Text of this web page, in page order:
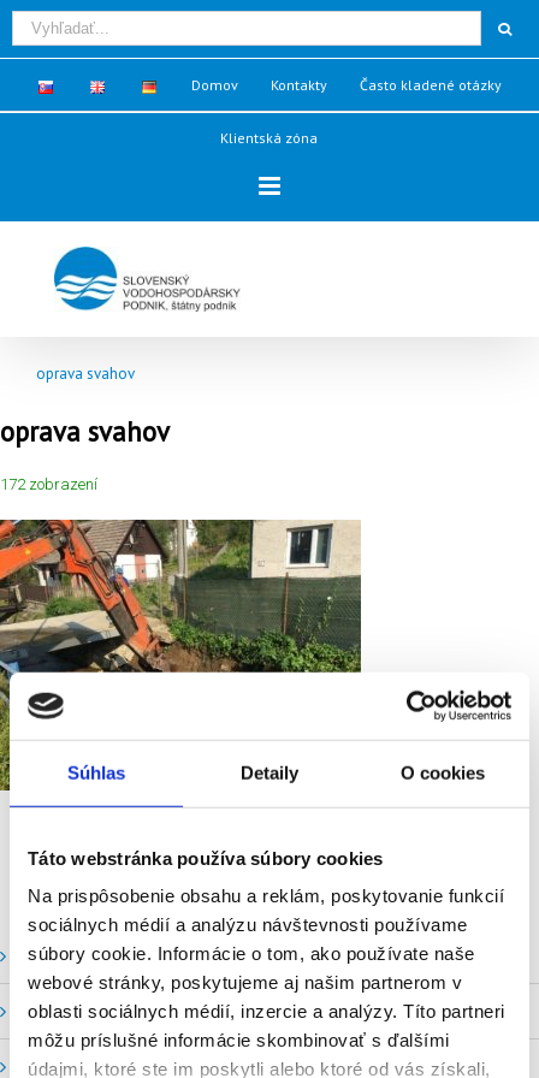
Súhlas Detaily O cookies
Táto webstránka používa súbory cookies
Na prispôsobenie obsahu a reklám, poskytovanie funkcií
sociálnych médií a analýzu návštevnosti používame
súbory cookie. Informácie o tom, ako používate naše
webové stránky, poskytujeme aj našim partnerom v
oblasti sociálnych médií, inzercie a analýzy. Títo partneri
môžu príslušné informácie skombinovať s ďalšími
údajmi, ktoré ste im poskytli alebo ktoré od vás získali,
Domov Kontakty Často kladené otázky
Klientská zóna
oprava svahov
oprava svahov
172 zobrazení
Vodné stavy a prietoky SHMU
Stavy a prietoky SVP, š. p.
Mapový portál